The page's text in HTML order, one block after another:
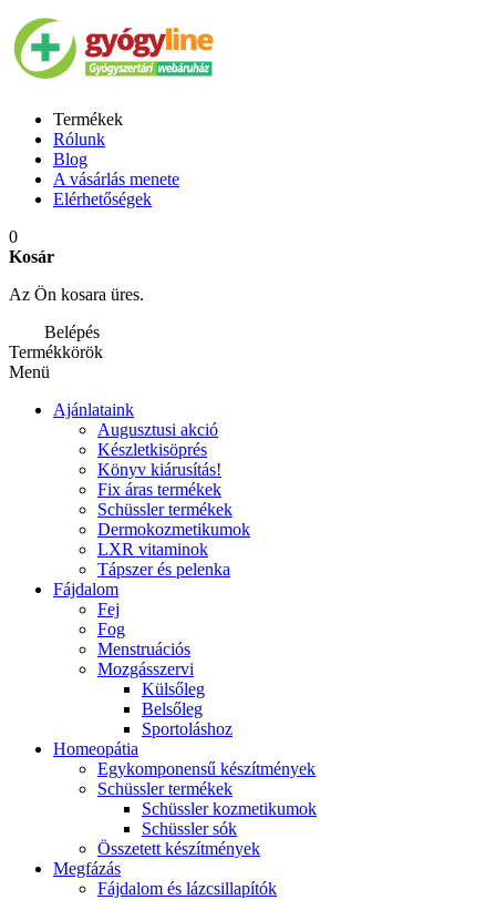
Termékek
Rólunk
Blog
A vásárlás menete
Elérhetőségek
0
Kosár
Az Ön kosara üres.
Belépés
Termékkörök
Menü
Ajánlataink
Augusztusi akció
Készletkisöprés
Könyv kiárusítás!
Fix áras termékek
Schüssler termékek
Dermokozmetikumok
LXR vitaminok
Tápszer és pelenka
Fájdalom
Fej
Fog
Menstruációs
Mozgásszervi
Külsőleg
Belsőleg
Sportoláshoz
Homeopátia
Egykomponensű készítmények
Schüssler termékek
Schüssler kozmetikumok
Schüssler sók
Összetett készítmények
Megfázás
Fájdalom és lázcsillapítók